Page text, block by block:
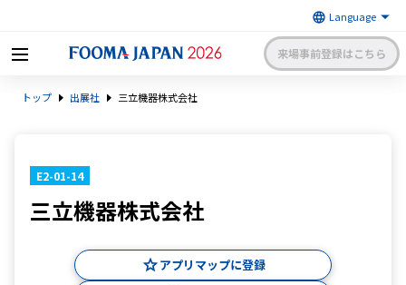
来場事前登録はこちら
級の食品製造総合展〜 | 一般社
日本語 English
トップ 出展社 三立機器株式会社
E2-01-14
三立機器株式会社
アプリマップに登録